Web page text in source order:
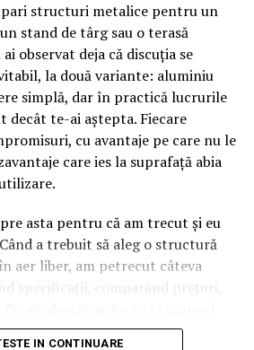
structuri metalice pentru un
stand de târg sau o terasă
observat deja că discuția se
la două variante: aluminiu
simplă, dar în practică lucrurile
decât te-ai aștepta. Fiecare
cu avantaje pe care nu le
care ies la suprafață abia
asta pentru că am trecut și eu
a trebuit să aleg o structură
aer liber, am petrecut câteva
specificații, comparând prețuri,
de context, de cât de des muți
IN CONTINUARE